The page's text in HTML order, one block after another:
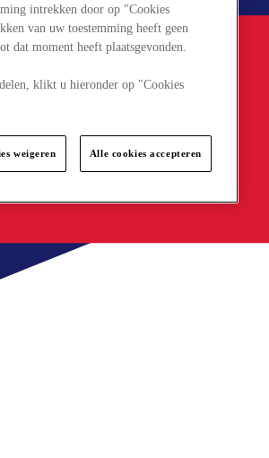
intrekken door op "Cookies
van uw toestemming heeft geen
dat moment heeft plaatsgevonden.
klikt u hieronder op "Cookies
weigeren Alle cookies accepteren